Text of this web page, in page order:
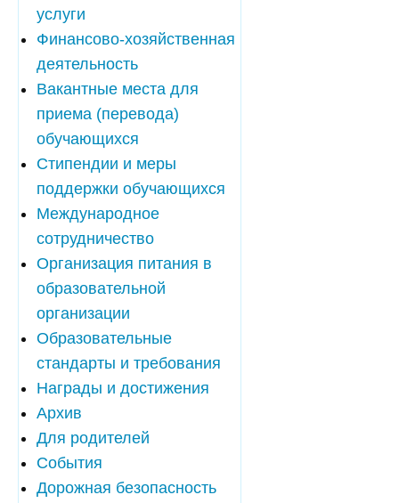
услуги
Финансово-хозяйственная
деятельность
Вакантные места для
приема (перевода)
обучающихся
Стипендии и меры
поддержки обучающихся
Международное
сотрудничество
Организация питания в
образовательной
организации
Образовательные
стандарты и требования
Награды и достижения
Архив
Для родителей
События
Дорожная безопасность